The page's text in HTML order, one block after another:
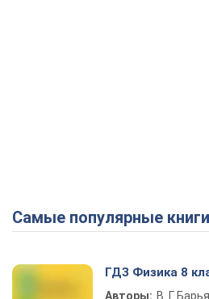
Самые популярные книги
ГДЗ Физика 8
Авторы: В. Г.